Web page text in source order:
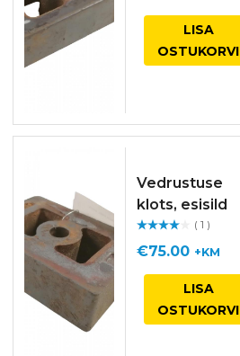
LISA
OSTUKORVI
Vedrustuse
klots, esisild
guga / 5
( 1 )
€75.00 +KM
LISA
OSTUKORVI